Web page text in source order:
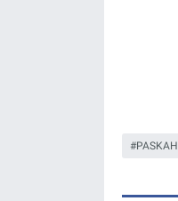
PASKAH